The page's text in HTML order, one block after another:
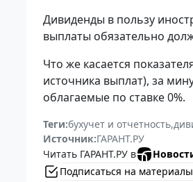
Дивиденды в пользу
выплаты обязательно
Что же касается
источника выплат), за
облагаемые по ставке 0%.
Теги:бухучет и отчетность,
Источник:ГАРАНТ.РУ
Читать ГАРАНТ.РУ в
Подписаться на